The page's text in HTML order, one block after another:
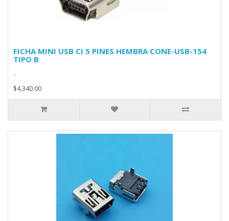
FICHA MINI USB CI 5 PINES HEMBRA CONE-USB-154
TIPO B
..
$4,340.00